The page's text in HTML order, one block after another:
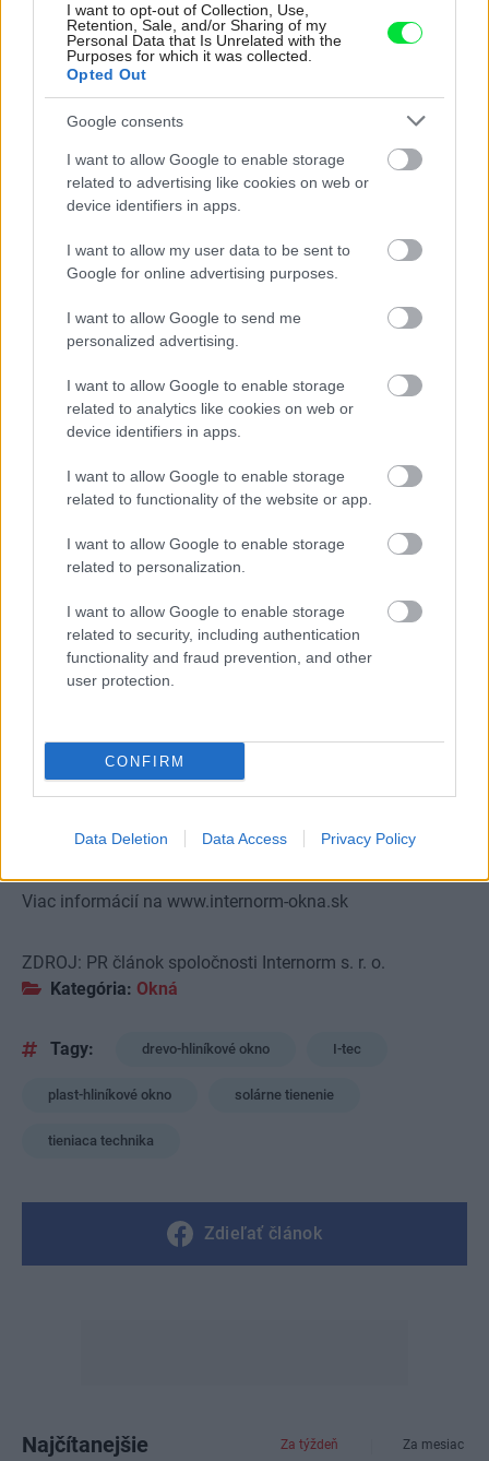
I want to opt-out of Collection, Use,
Retention, Sale, and/or Sharing of my
Personal Data that Is Unrelated with the
Purposes for which it was collected.
Opted Out
Google consents
I want to allow Google to enable storage
related to advertising like cookies on web or
device identifiers in apps.
I want to allow my user data to be sent to
Google for online advertising purposes.
I want to allow Google to send me
personalized advertising.
I want to allow Google to enable storage
related to analytics like cookies on web or
device identifiers in apps.
I want to allow Google to enable storage
related to functionality of the website or app.
I want to allow Google to enable storage
related to personalization.
I want to allow Google to enable storage
related to security, including authentication
functionality and fraud prevention, and other
user protection.
CONFIRM
Data Deletion Data Access Privacy Policy
Viac informácií na www.internorm-okna.sk
ZDROJ: PR článok spoločnosti Internorm s. r. o.
Kategória: Okná
Tagy: drevo-hliníkové okno I-tec
plast-hliníkové okno solárne tienenie
tieniaca technika
Zdieľať článok
Najčítanejšie Za týždeň Za mesiac